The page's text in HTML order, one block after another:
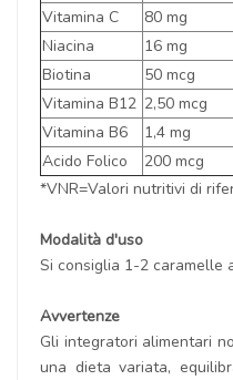
Vitamina C
80 mg
Niacina
16 mg
Biotina
50 mcg
Vitamina B12 2,50 mcg
Vitamina B6
1,4 mg
Acido Folico
200 mcg
*VNR=Valori nutritivi di
Modalità d'uso
Si consiglia 1-2 caramelle
Avvertenze
Gli integratori alimentari
una dieta variata,